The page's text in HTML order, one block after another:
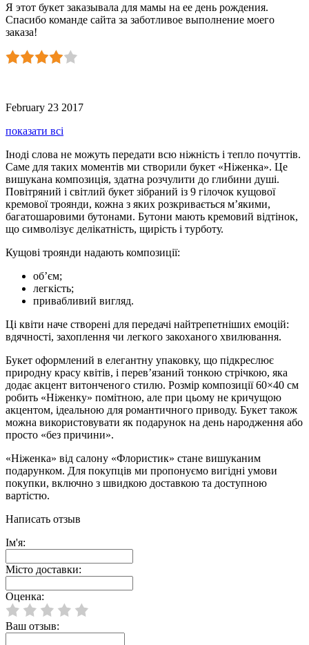
Я этот букет заказывала для мамы на ее день рождения.
Спасибо команде сайта за заботливое выполнение моего
заказа!
February 23 2017
показати всі
Іноді слова не можуть передати всю ніжність і тепло почуттів.
Саме для таких моментів ми створили букет «Ніженка». Це
вишукана композиція, здатна розчулити до глибини душі.
Повітряний і світлий букет зібраний із 9 гілочок кущової
кремової троянди, кожна з яких розкривається м’якими,
багатошаровими бутонами. Бутони мають кремовий відтінок,
що символізує делікатність, щирість і турботу.
Кущові троянди надають композиції:
об’єм;
легкість;
привабливий вигляд.
Ці квіти наче створені для передачі найтрепетніших емоцій:
вдячності, захоплення чи легкого закоханого хвилювання.
Букет оформлений в елегантну упаковку, що підкреслює
природну красу квітів, і перев’язаний тонкою стрічкою, яка
додає акцент витонченого стилю. Розмір композиції 60×40 см
робить «Ніженку» помітною, але при цьому не кричущою
акцентом, ідеальною для романтичного приводу. Букет також
можна використовувати як подарунок на день народження або
просто «без причини».
«Ніженка» від салону «Флористик» стане вишуканим
подарунком. Для покупців ми пропонуємо вигідні умови
покупки, включно з швидкою доставкою та доступною
вартістю.
Написать отзыв
Ім'я:
Місто доставки:
Оценка:
Ваш отзыв: